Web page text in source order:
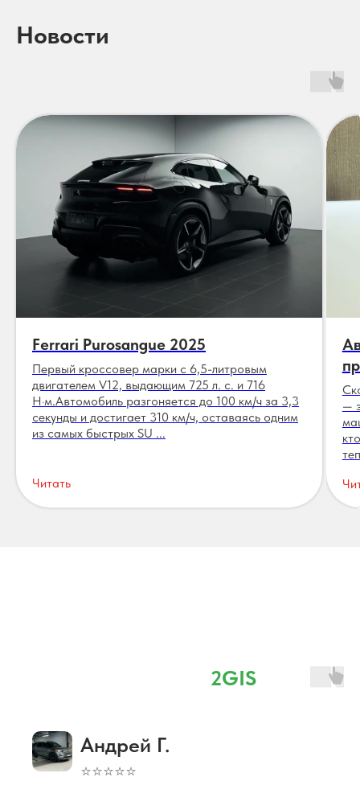
Новости
Ferrari Purosangue 2025
Первый кроссовер марки с 6,5-литровым
двигателем V12, выдающим 725 л. с. и 716
Н·м.Автомобиль разгоняется до 100 км/ч за 3,3
секунды и достигает 310 км/ч, оставаясь одним
из самых быстрых SU ...
Читать
—
2GIS
Андрей Г.
⭐⭐⭐⭐⭐